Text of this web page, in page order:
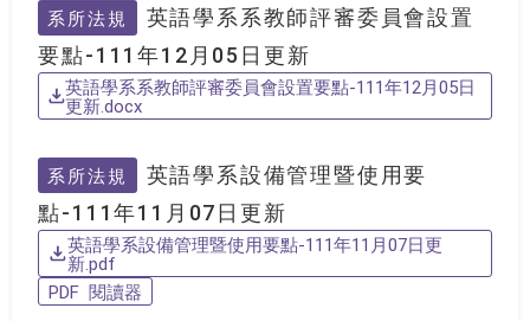
系所法規
英語學系系教師評審委員會設置
要點-111年12月05日更新
英語學系系教師評審委員會設置要點-111年12月05日
更新.docx
系所法規
英語學系設備管理暨使用要
點-111年11月07日更新
英語學系設備管理暨使用要點-111年11月07日更
新.pdf
PDF 閱讀器